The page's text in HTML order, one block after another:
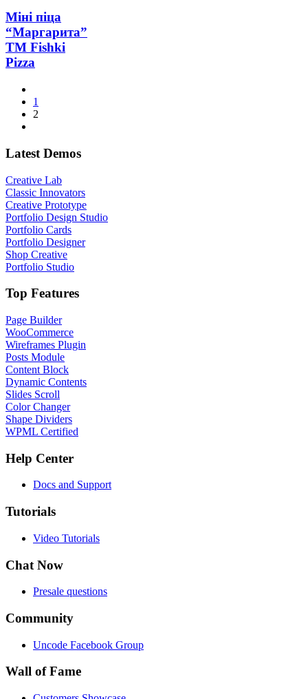
Міні піца
“Маргарита”
ТМ Fishki
Pizza
1
2
Latest Demos
Creative Lab
Classic Innovators
Creative Prototype
Portfolio Design Studio
Portfolio Cards
Portfolio Designer
Shop Creative
Portfolio Studio
Top Features
Page Builder
WooCommerce
Wireframes Plugin
Posts Module
Content Block
Dynamic Contents
Slides Scroll
Color Changer
Shape Dividers
WPML Certified
Help Center
Docs and Support
Tutorials
Video Tutorials
Chat Now
Presale questions
Community
Uncode Facebook Group
Wall of Fame